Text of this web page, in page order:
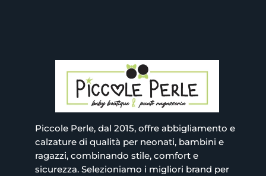
Piccole Perle, dal 2015, offre abbigliamento e
calzature di qualità per neonati, bambini e
ragazzi, combinando stile, comfort e
sicurezza. Selezioniamo i migliori brand per